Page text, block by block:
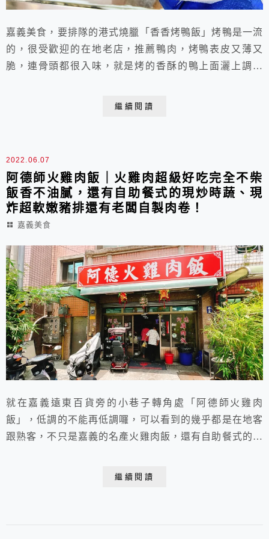
嘉義美食，要排隊的港式燒臘「香香烤鴨飯」烤鴨是一流
的，很受歡迎的在地老店，推薦鴨肉，烤鴨表皮又薄又
脆，連骨頭都很入味，就是烤的香酥的鴨上面灑上調味
繼續閱讀
2022.06.07
阿德師火雞肉飯｜火雞肉超級好吃完全不柴
飯香不油膩，還有自助餐式的現炒時蔬、現
炸超軟嫩豬排還有老闆自製肉卷！
嘉義美食
就在嘉義遠東百貨旁的小巷子轉角處「阿德師火雞肉
飯」，低調的不能再低調囉，可以看到的幾乎都是在地客
跟熟客，不只是嘉義的名產火雞肉飯，還有自助餐式的菜
繼續閱讀